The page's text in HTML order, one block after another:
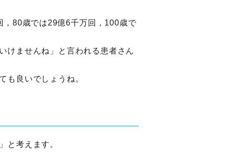
，80歳では29億6千万回，100歳で
けませんね」と言われる患者さん
も良いでしょうね。
と考えます。